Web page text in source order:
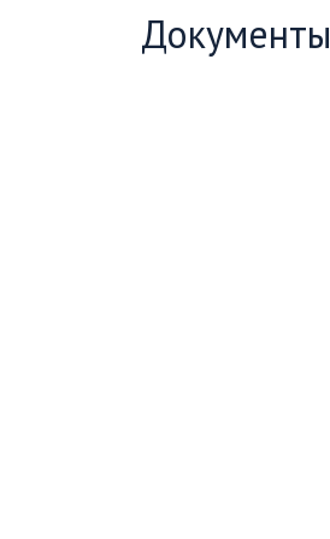
Документы